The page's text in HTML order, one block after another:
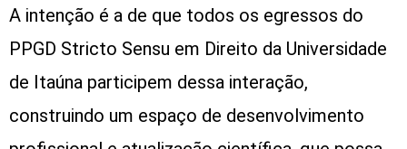
A intenção é a de que todos os egressos do
PPGD Stricto Sensu em Direito da Universidade
de Itaúna participem dessa interação,
construindo um espaço de desenvolvimento